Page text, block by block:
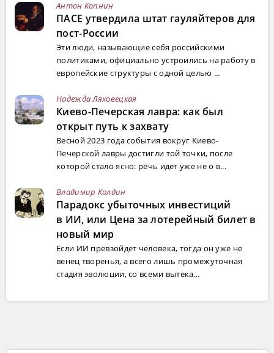
Антон Копнин
ПАСЕ утвердила штат гауляйтеров для
пост-России
Эти люди, называющие себя российскими
политиками, официально устроились на работу в
европейские структуры с одной целью ...
Надежда Ляховецкая
Киево-Печерская лавра: как был
открыт путь к захвату
Весной 2023 года события вокруг Киево-
Печерской лавры достигли той точки, после
которой стало ясно: речь идет уже не о в...
Владимир Колдин
Парадокс убыточных инвестиций
в ИИ, или Цена за лотерейный билет в
новый мир
Если ИИ превзойдет человека, тогда он уже не
венец творенья, а всего лишь промежуточная
стадия эволюции, со всеми вытека...